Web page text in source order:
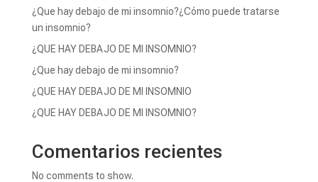
¿Que hay debajo de mi insomnio?¿Cómo puede tratarse
un insomnio?
¿QUE HAY DEBAJO DE MI INSOMNIO?
¿Que hay debajo de mi insomnio?
¿QUE HAY DEBAJO DE MI INSOMNIO
¿QUE HAY DEBAJO DE MI INSOMNIO?
Comentarios recientes
No comments to show.